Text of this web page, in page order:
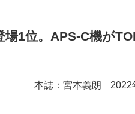
場1位。APS-C機が
本誌：宮本義朗 2022